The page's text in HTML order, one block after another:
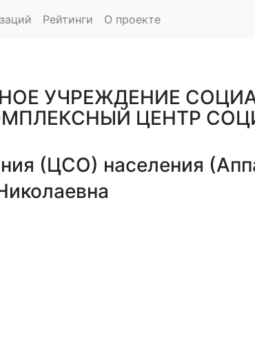
Рейтинги О проекте
УЧРЕЖДЕНИЕ
ЦЕНТР
(ЦСО) населения